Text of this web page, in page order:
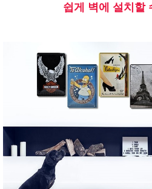
쉽게 벽에 설치할